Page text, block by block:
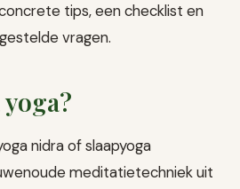
tips, een checklist en
vragen.
nidra of slaapyoga
meditatietechniek uit